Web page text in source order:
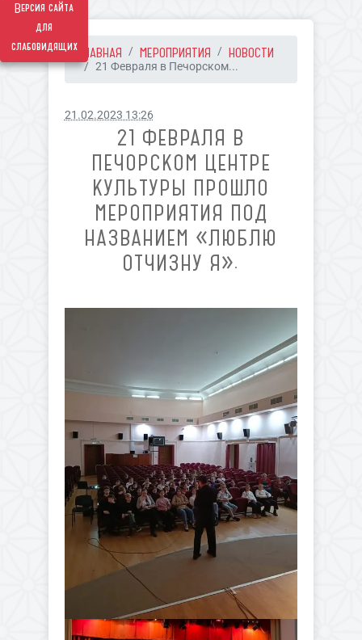
Версия сайта
для
слабовидящихГЛАВНАЯ МЕРОПРИЯТИЯ НОВОСТИ
21 Февраля в Печорском...
21.02.2023 13:26
21 ФЕВРАЛЯ В
ПЕЧОРСКОМ ЦЕНТРЕ
КУЛЬТУРЫ ПРОШЛО
МЕРОПРИЯТИЯ ПОД
НАЗВАНИЕМ «ЛЮБЛЮ
ОТЧИЗНУ Я».